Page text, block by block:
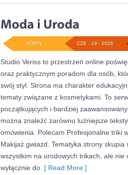
CZE - 19 - 2026
ADMIN
Studio Veriss to przestrzeń online
oraz praktycznym poradom dla osób,
swój styl. Strona ma charakter
tematy związane z kosmetykami. To
początkujących i bardziej
można znaleźć zarówno luźniejsze
omówienia. Polecam Profesjonalne triki
Makijaż gwiazd. Tematyka strony skupia
wszystkim na urodowych trikach, ale nie
wyłącznie do [ Read More ]